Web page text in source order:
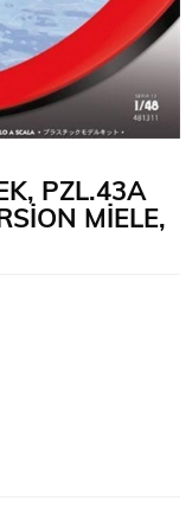
PZL.43A
MIELE,